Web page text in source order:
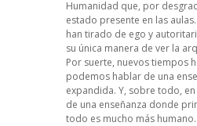
Humanidad que, por
estado presente en las
han tirado de ego y
su única manera de ver la
Por suerte, nuevos tiempos
podemos hablar de una
expandida. Y, sobre todo, en
de una enseñanza donde
todo es mucho más humano.